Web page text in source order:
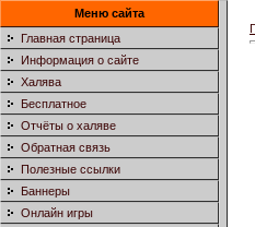
Меню сайта
Главная страница
Информация о сайте
Халява
Бесплатное
Отчёты о халяве
Обратная связь
Полезные ссылки
Баннеры
Онлайн игры